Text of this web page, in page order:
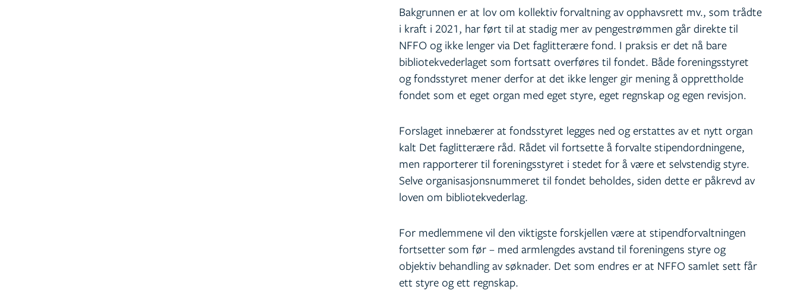
Bakgrunnen er at lov om kollektiv forvaltning av opphavsrett mv., som trådte
i kraft i 2021, har ført til at stadig mer av pengestrømmen går direkte til
NFFO og ikke lenger via Det faglitterære fond. I praksis er det nå bare
bibliotekvederlaget som fortsatt overføres til fondet. Både foreningsstyret
og fondsstyret mener derfor at det ikke lenger gir mening å opprettholde
fondet som et eget organ med eget styre, eget regnskap og egen revisjon.
Forslaget innebærer at fondsstyret legges ned og erstattes av et nytt organ
kalt Det faglitterære råd. Rådet vil fortsette å forvalte stipendordningene,
men rapporterer til foreningsstyret i stedet for å være et selvstendig styre.
Selve organisasjonsnummeret til fondet beholdes, siden dette er påkrevd av
loven om bibliotekvederlag.
For medlemmene vil den viktigste forskjellen være at stipendforvaltningen
fortsetter som før – med armlengdes avstand til foreningens styre og
objektiv behandling av søknader. Det som endres er at NFFO samlet sett får
ett styre og ett regnskap.